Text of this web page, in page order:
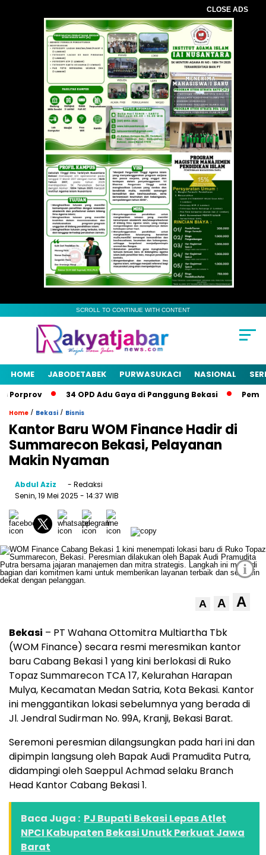
CLOSE ADS
SCROLL TO CONTINUE WITH CONTENT
HOME JABODETABEK PURWASUKACI NASIONAL
34 OPD Adu Gaya di Panggung Bekasi Pemkab
Home / Bekasi / Bisnis
Kantor Baru WOM Finance Hadir di
Summarecon Bekasi, Pelayanan
Makin Nyaman
Abdul Aziz
- Redaksi
Senin, 19 Mei 2025 - 14:37 WIB
i
A A A
Bekasi – PT Wahana Ottomitra Multiartha Tbk
(WOM Finance) secara resmi meresmikan kantor
baru Cabang Bekasi 1 yang kini berlokasi di Ruko
Topaz Summarecon TCA 17, Kelurahan Harapan
Mulya, Kecamatan Medan Satria, Kota Bekasi. Kantor
ini menggantikan lokasi sebelumnya yang berada di
Jl. Jendral Sudirman No. 99A, Kranji, Bekasi Barat.
Seremoni peresmian dilangsungkan pada hari ini dan
dipimpin langsung oleh Bapak Audi Pramudita Putra,
didampingi oleh Saeppul Achmad selaku Branch
Head Kantor Cabang Bekasi 1.
Baca Juga : PJ Bupati Bekasi Lepas Atlet
NPCI Kabupaten Bekasi Unutk Perkuat Jawa
Barat